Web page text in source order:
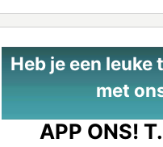
Heb je een
met
APP ONS! T.